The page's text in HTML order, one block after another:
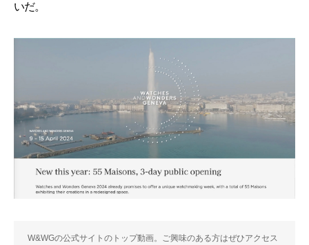
いだ。
W&WGの公式サイトのトップ動画。ご興味のある方はぜひアクセス